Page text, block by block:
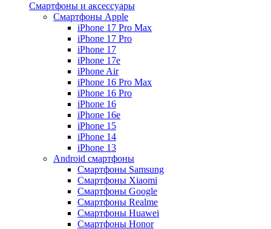
Смартфоны и аксессуары
Смартфоны Apple
iPhone 17 Pro Max
iPhone 17 Pro
iPhone 17
iPhone 17e
iPhone Air
iPhone 16 Pro Max
iPhone 16 Pro
iPhone 16
iPhone 16e
iPhone 15
iPhone 14
iPhone 13
Android cмартфоны
Смартфоны Samsung
Смартфоны Xiaomi
Смартфоны Google
Смартфоны Realme
Смартфоны Huawei
Смартфоны Honor